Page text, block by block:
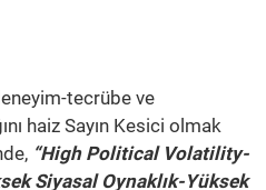
tecrübe ve
haiz Sayın Kesici olmak
“High Political Volatility-
Siyasal Oynaklık-Yüksek